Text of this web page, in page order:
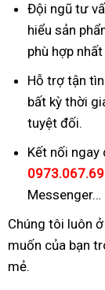
Đội ngũ tư
hiểu sản
phù hợp
Hỗ trợ tận
bất kỳ thời
tuyệt đối.
Kết nối ngay
Messenger…
Chúng tôi luôn
muốn của bạn
mẻ.